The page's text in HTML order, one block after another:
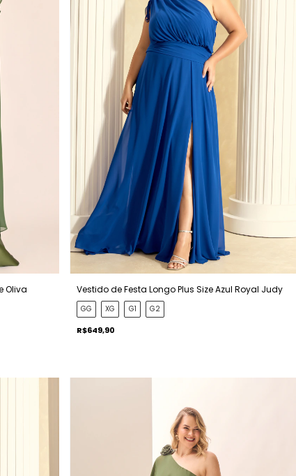
Oliva
Vestido de Festa Longo Plus Size Azul Royal Judy
GG XG G1 G2
R$649,90